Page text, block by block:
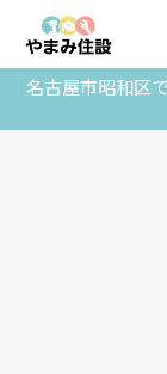
名古屋市昭和区